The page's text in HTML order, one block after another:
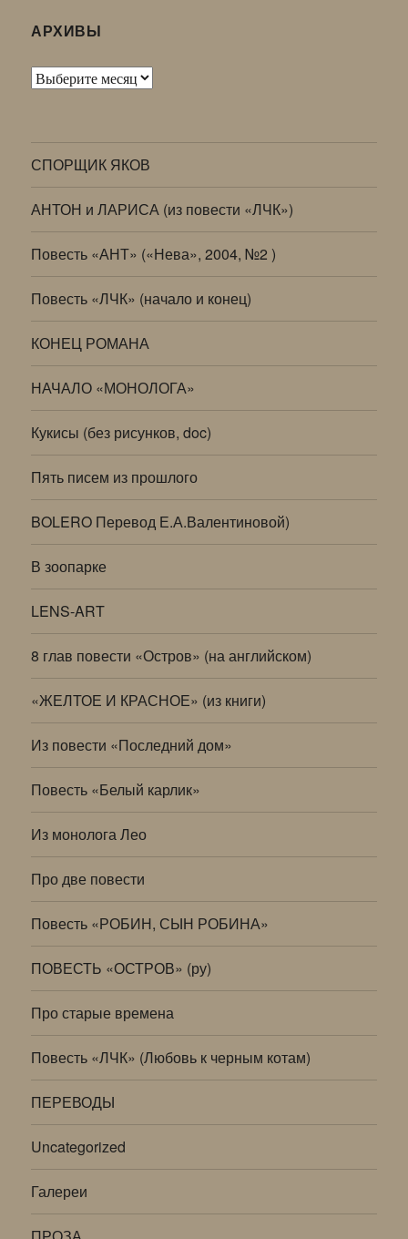
АРХИВЫ
Архивы
СПОРЩИК ЯКОВ
АНТОН и ЛАРИСА (из повести «ЛЧК»)
Повесть «АНТ» («Нева», 2004, №2 )
Повесть «ЛЧК» (начало и конец)
КОНЕЦ РОМАНА
НАЧАЛО «МОНОЛОГА»
Кукисы (без рисунков, doc)
Пять писем из прошлого
BOLERO Перевод Е.А.Валентиновой)
В зоопарке
LENS-ART
8 глав повести «Остров» (на английском)
«ЖЕЛТОЕ И КРАСНОЕ» (из книги)
Из повести «Последний дом»
Повесть «Белый карлик»
Из монолога Лео
Про две повести
Повесть «РОБИН, СЫН РОБИНА»
ПОВЕСТЬ «ОСТРОВ» (ру)
Про старые времена
Повесть «ЛЧК» (Любовь к черным котам)
ПЕРЕВОДЫ
Uncategorized
Галереи